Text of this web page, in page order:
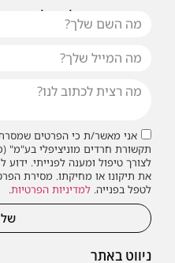
ניווט באתר
או שילחו אלינו
אני מאשר/ת כי הפרטים
תקשורת חרדים מוניציפלי בע"מ"
לצורך טיפול ומענה לפנייתי.
את תיקונו או מחיקתו. מסירת
לטפל בפנייה. למדיניות הפרטיות.